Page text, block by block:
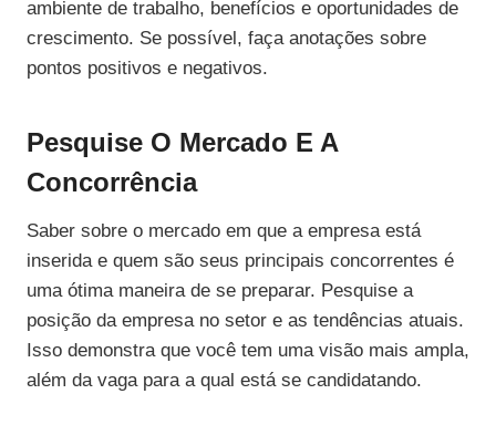
ambiente de trabalho, benefícios e oportunidades de
crescimento. Se possível, faça anotações sobre
pontos positivos e negativos.
Pesquise O Mercado E A
Concorrência
Saber sobre o mercado em que a empresa está
inserida e quem são seus principais concorrentes é
uma ótima maneira de se preparar. Pesquise a
posição da empresa no setor e as tendências atuais.
Isso demonstra que você tem uma visão mais ampla,
além da vaga para a qual está se candidatando.